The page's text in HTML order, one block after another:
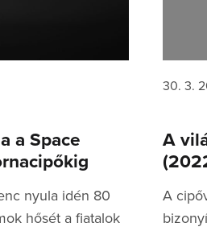
a Space
nyula idén 80
hősét a fiatalok
Posted
30. 3.
A
A